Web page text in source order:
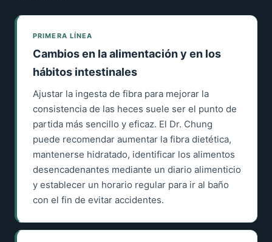
PRIMERA LÍNEA
Cambios en la alimentación y en los
hábitos intestinales
Ajustar la ingesta de fibra para mejorar la
consistencia de las heces suele ser el punto de
partida más sencillo y eficaz. El Dr. Chung
puede recomendar aumentar la fibra dietética,
mantenerse hidratado, identificar los alimentos
desencadenantes mediante un diario alimenticio
y establecer un horario regular para ir al baño
con el fin de evitar accidentes.